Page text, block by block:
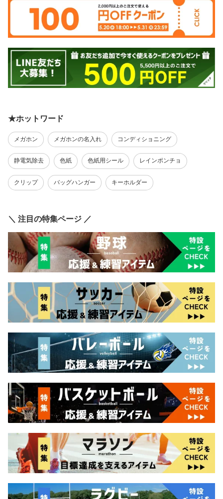
★ホットワード
メガホン メガホンの名入れ コンディショニング
静電気除去 色紙 色紙用シール レインポンチョ
クリップ バッグハンガー キーホルダー
＼ 注目の特集ページ ／